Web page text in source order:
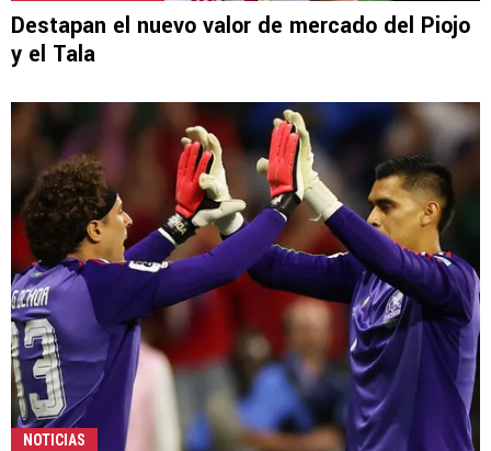
Destapan el nuevo valor de mercado del Piojo
y el Tala
NOTICIAS